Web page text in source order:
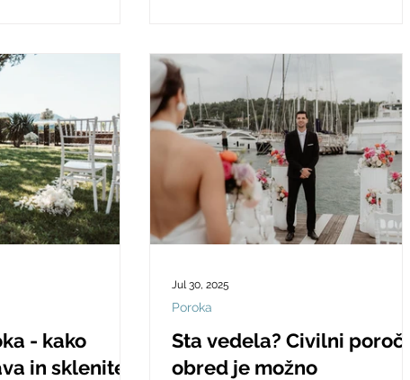
- kako
in sklenitev
Sta vedela? Civilni poročni
obred je možno
Poroka
Jul 30, 2025